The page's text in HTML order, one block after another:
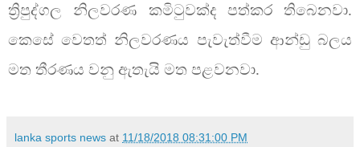
ත්‍රිපුද්ගල නිලවරණ කමිටුවක්ද පත්කර තිබෙනවා.
කෙසේ වෙතත් නිලවරණය පැවැත්වීම ආන්ඩු බලය
මත තීරණය වනු ඇතැයි මත පළවනවා.
lanka sports news at 11/18/2018 08:31:00 PM